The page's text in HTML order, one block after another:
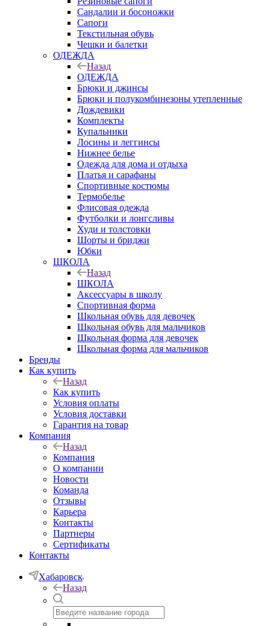
Сандалии и босоножки
Сапоги
Текстильная обувь
Чешки и балетки
ОДЕЖДА
Назад
ОДЕЖДА
Брюки и джинсы
Брюки и полукомбинезоны утепленные
Дождевики
Комплекты
Купальники
Лосины и леггинсы
Нижнее белье
Одежда для дома и отдыха
Платья и сарафаны
Спортивные костюмы
Термобелье
Флисовая одежда
Футболки и лонгсливы
Худи и толстовки
Шорты и бриджи
Юбки
ШКОЛА
Назад
ШКОЛА
Аксессуары в школу
Спортивная форма
Школьная обувь для девочек
Школьная обувь для мальчиков
Школьная форма для девочек
Школьная форма для мальчиков
Бренды
Как купить
Назад
Как купить
Условия оплаты
Условия доставки
Гарантия на товар
Компания
Назад
Компания
О компании
Новости
Команда
Отзывы
Карьера
Контакты
Партнеры
Сертификаты
Контакты
Хабаровск
Назад